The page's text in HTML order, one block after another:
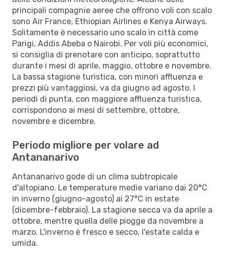
principali compagnie aeree che offrono voli con scalo
sono Air France, Ethiopian Airlines e Kenya Airways.
Solitamente è necessario uno scalo in città come
Parigi, Addis Abeba o Nairobi. Per voli più economici,
si consiglia di prenotare con anticipo, soprattutto
durante i mesi di aprile, maggio, ottobre e novembre.
La bassa stagione turistica, con minori affluenza e
prezzi più vantaggiosi, va da giugno ad agosto. I
periodi di punta, con maggiore affluenza turistica,
corrispondono ai mesi di settembre, ottobre,
novembre e dicembre.
Periodo migliore per volare ad
Antananarivo
Antananarivo gode di un clima subtropicale
d'altopiano. Le temperature medie variano dai 20°C
in inverno (giugno-agosto) ai 27°C in estate
(dicembre-febbraio). La stagione secca va da aprile a
ottobre, mentre quella delle piogge da novembre a
marzo. L'inverno è fresco e secco, l'estate calda e
umida.